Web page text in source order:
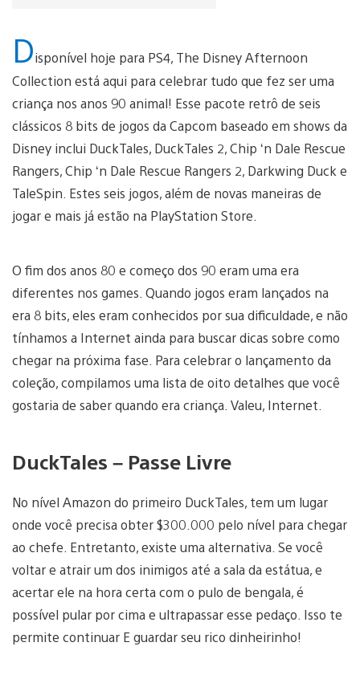
Disponível hoje para PS4, The Disney Afternoon
Collection está aqui para celebrar tudo que fez ser uma
criança nos anos 90 animal! Esse pacote retrô de seis
clássicos 8 bits de jogos da Capcom baseado em shows da
Disney inclui DuckTales, DuckTales 2, Chip ‘n Dale Rescue
Rangers, Chip ‘n Dale Rescue Rangers 2, Darkwing Duck e
TaleSpin. Estes seis jogos, além de novas maneiras de
jogar e mais já estão na PlayStation Store.
O fim dos anos 80 e começo dos 90 eram uma era
diferentes nos games. Quando jogos eram lançados na
era 8 bits, eles eram conhecidos por sua dificuldade, e não
tínhamos a Internet ainda para buscar dicas sobre como
chegar na próxima fase. Para celebrar o lançamento da
coleção, compilamos uma lista de oito detalhes que você
gostaria de saber quando era criança. Valeu, Internet.
DuckTales – Passe Livre
No nível Amazon do primeiro DuckTales, tem um lugar
onde você precisa obter $300.000 pelo nível para chegar
ao chefe. Entretanto, existe uma alternativa. Se você
voltar e atrair um dos inimigos até a sala da estátua, e
acertar ele na hora certa com o pulo de bengala, é
possível pular por cima e ultrapassar esse pedaço. Isso te
permite continuar E guardar seu rico dinheirinho!